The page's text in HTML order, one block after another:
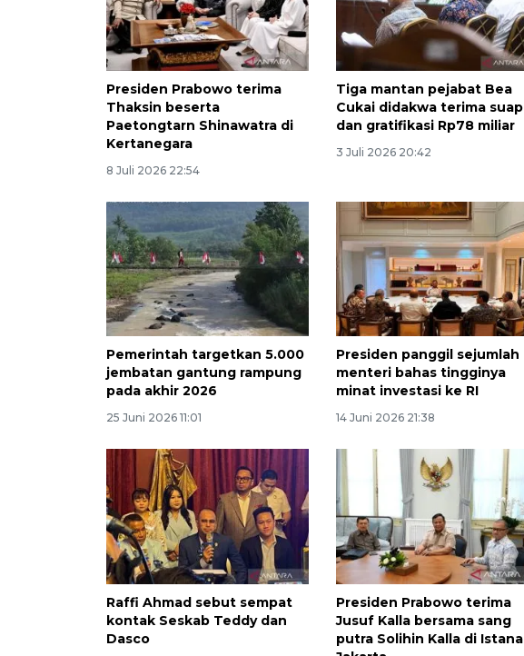
Presiden Prabowo terima
Thaksin beserta
Paetongtarn Shinawatra di
Kertanegara
8 Juli 2026 22:54
Tiga mantan pejabat Bea
Cukai didakwa terima suap
dan gratifikasi Rp78 miliar
3 Juli 2026 20:42
Pemerintah targetkan 5.000
jembatan gantung rampung
pada akhir 2026
25 Juni 2026 11:01
Presiden panggil sejumlah
menteri bahas tingginya
minat investasi ke RI
14 Juni 2026 21:38
Raffi Ahmad sebut sempat
kontak Seskab Teddy dan
Dasco
Presiden Prabowo terima
Jusuf Kalla bersama sang
putra Solihin Kalla di Istana